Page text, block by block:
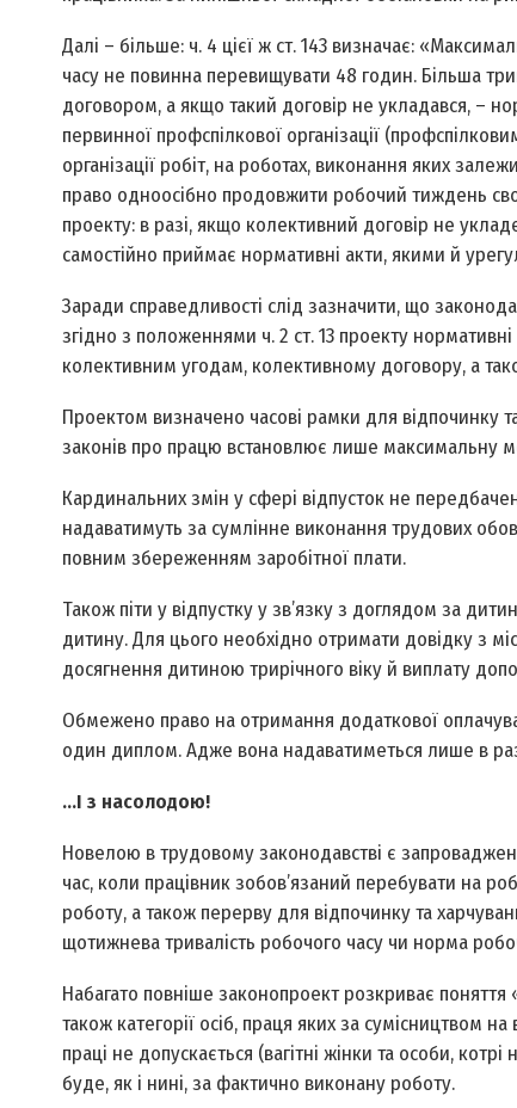
Далі – більше: ч. 4 цієї ж ст. 143 визначає:
часу не повинна перевищувати 48 годин. Більша
договором, а якщо такий договір не укладався, –
первинної профспілкової організації
організації робіт, на роботах, виконання яких
право одноосібно продовжити робочий тиждень
проекту: в разі, якщо колективний договір не
самостійно приймає нормативні акти, якими й
Заради справедливості слід зазначити, що
згідно з положеннями ч. 2 ст. 13 проекту
колективним угодам, колективному договору, а
Проектом визначено часові рамки для відпочинку
законів про працю встановлює лише максимальну
Кардинальних змін у сфері відпусток не
надаватимуть за сумлінне виконання трудових
повним збереженням заробітної плати.
Також піти у відпустку у зв’язку з доглядом за
дитину. Для цього необхідно отримати довідку з
досягнення дитиною трирічного віку й виплату
Обмежено право на отримання додаткової
один диплом. Адже вона надаватиметься лише в
...І з насолодою!
Новелою в трудовому законодавстві є
час, коли працівник зобов’язаний перебувати на
роботу, а також перерву для відпочинку та
щотижнева тривалість робочого часу чи норма
Набагато повніше законопроект розкриває
також категорії осіб, праця яких за сумісництвом
праці не допускається (вагітні жінки та особи,
буде, як і нині, за фактично виконану роботу.